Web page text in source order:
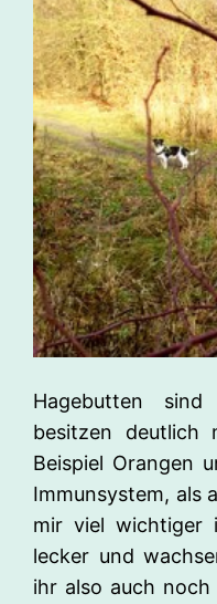
Hagebutten
besitzen deutlich
Beispiel Orangen
Immunsystem, als
mir viel wichtiger
lecker und
ihr also auch noch